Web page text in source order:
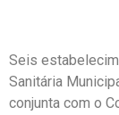
Seis
Sanitária
conjunta com o